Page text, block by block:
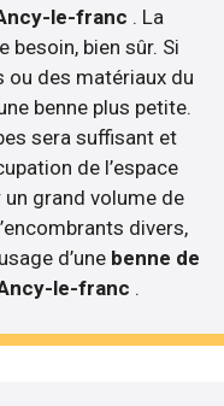
le-franc . La
bien sûr. Si
ou des matériaux du
benne plus petite.
sera suffisant et
de l’espace
grand volume de
divers,
d’une benne de
le-franc .